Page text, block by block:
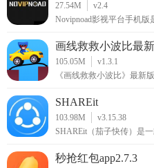
富的游戏体验。游戏画面精
真实的餐厅中。此外，游戏
交功能，让玩家可以与其他
你喜欢模拟经营类游戏或者
养成记绝对是一个值得一试
27.54M
v2.4
Novipnoad影视平台手机版
画线救救小波比最
105.05M
v1.3.1
《画线救救小波比》最新
SHAREit
103.98M
v3.15.38
SHAREit（茄子快传）是
秒抢红包app2.7.3